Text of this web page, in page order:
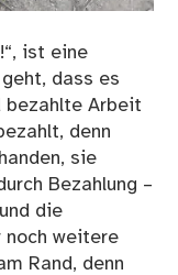
ist eine
dass es
bezahlte Arbeit
denn
sie
Bezahlung –
die
noch weitere
Rand, denn